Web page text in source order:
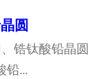
圆
锆钛酸铅晶圆
铅…